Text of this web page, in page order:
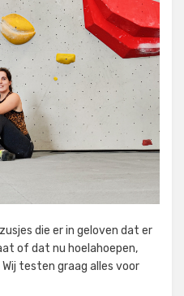
die er in geloven dat er
of dat nu hoelahoepen,
testen graag alles voor